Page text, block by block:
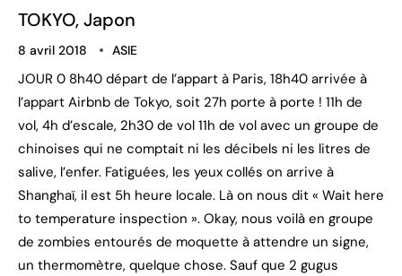
TOKYO, Japon
8 avril 2018 ASIE
JOUR 0 8h40 départ de l’appart à Paris, 18h40 arrivée à
l’appart Airbnb de Tokyo, soit 27h porte à porte ! 11h de
vol, 4h d’escale, 2h30 de vol 11h de vol avec un groupe de
chinoises qui ne comptait ni les décibels ni les litres de
salive, l’enfer. Fatiguées, les yeux collés on arrive à
Shanghaï, il est 5h heure locale. Là on nous dit « Wait here
to temperature inspection ». Okay, nous voilà en groupe
de zombies entourés de moquette à attendre un signe,
un thermomètre, quelque chose. Sauf que 2 gugus